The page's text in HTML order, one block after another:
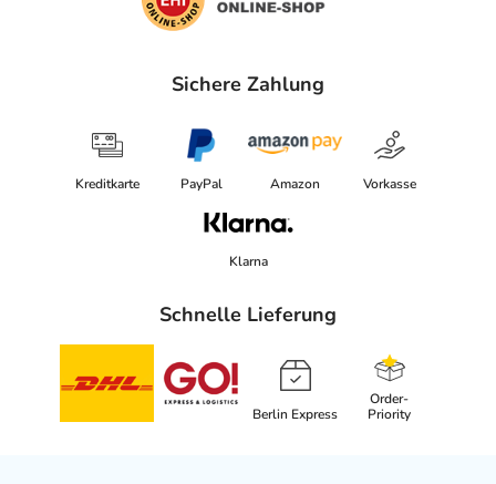
Sichere Zahlung
Kreditkarte PayPal Amazon Vorkasse
Klarna
Schnelle Lieferung
Berlin Express
Order-
Priority